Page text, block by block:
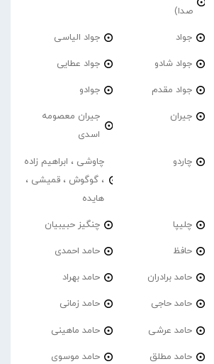
صدا)
جواد جواد الیاسی
جواد شادو جواد عطایی
جواد مقدم جوادو
جیران
جیران معصومه
اسدی
چاردو
چاوشی ، ابراهیم زاده
، گوگوش ، قمیشی ،
هایده
چلیپا چنگیز حبیبیان
حافظ حامد احمدی
حامد برادران حامد بهراد
حامد حاجی حامد زمانی
حامد عرشی حامد ماهینی
حامد مطلق حامد موسوی